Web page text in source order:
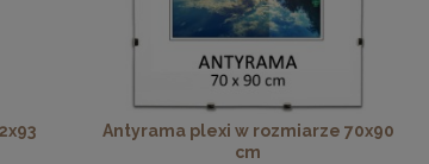
drewniana w kolorze naturalnego drewna
x 60 cm pomarańczowych, z naturalnego drewna
186,67 zł
Antyrama plexi w rozmiarze 70x90
cm